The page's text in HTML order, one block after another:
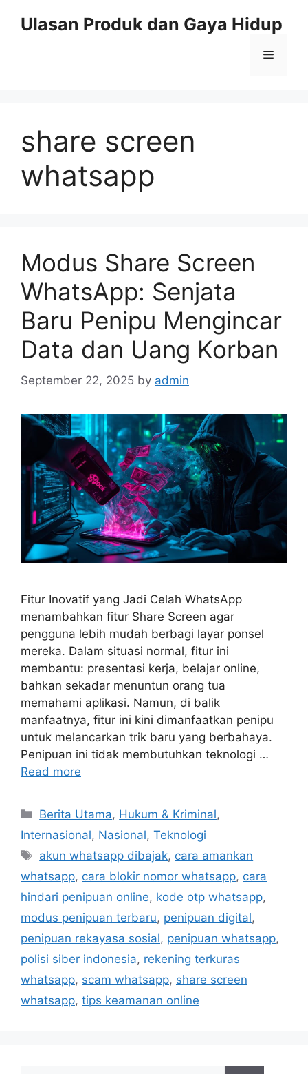
Ulasan Produk dan Gaya Hidup
Menu
share screen
whatsapp
Modus Share Screen
WhatsApp: Senjata
Baru Penipu Mengincar
Data dan Uang Korban
September 22, 2025 by admin
Fitur Inovatif yang Jadi Celah WhatsApp
menambahkan fitur Share Screen agar
pengguna lebih mudah berbagi layar ponsel
mereka. Dalam situasi normal, fitur ini
membantu: presentasi kerja, belajar online,
bahkan sekadar menuntun orang tua
memahami aplikasi. Namun, di balik
manfaatnya, fitur ini kini dimanfaatkan penipu
untuk melancarkan trik baru yang berbahaya.
Penipuan ini tidak membutuhkan teknologi …
Read more
C
a
e
g
o
r
i
e
s
Berita Utama, Hukum & Kriminal,
Internasional, Nasional, Teknologi
T
a
s
akun whatsapp dibajak, cara amankan
whatsapp, cara blokir nomor whatsapp, cara
hindari penipuan online, kode otp whatsapp,
modus penipuan terbaru, penipuan digital,
penipuan rekayasa sosial, penipuan whatsapp,
polisi siber indonesia, rekening terkuras
whatsapp, scam whatsapp, share screen
whatsapp, tips keamanan online